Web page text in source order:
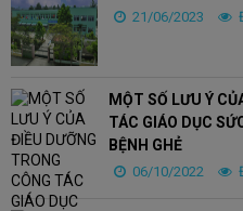
21/06/2023
MỘT SỐ LƯU Ý
TÁC GIÁO DỤC
BỆNH GHẺ
06/10/2022